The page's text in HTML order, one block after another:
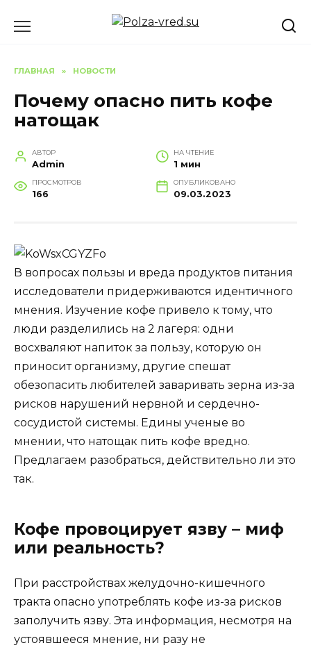
ГЛАВНАЯ » НОВОСТИ
Почему опасно пить кофе
натощак
АВТОР
Admin
НА ЧТЕНИЕ
1 мин
ПРОСМОТРОВ
166
ОПУБЛИКОВАНО
09.03.2023
В вопросах пользы и вреда продуктов питания
исследователи придерживаются идентичного
мнения. Изучение кофе привело к тому, что
люди разделились на 2 лагеря: одни
восхваляют напиток за пользу, которую он
приносит организму, другие спешат
обезопасить любителей заваривать зерна из-за
рисков нарушений нервной и сердечно-
сосудистой системы. Едины ученые во
мнении, что натощак пить кофе вредно.
Предлагаем разобраться, действительно ли это
так.
Кофе провоцирует язву – миф
или реальность?
При расстройствах желудочно-кишечного
тракта опасно употреблять кофе из-за рисков
заполучить язву. Эта информация, несмотря на
устоявшееся мнение, ни разу не